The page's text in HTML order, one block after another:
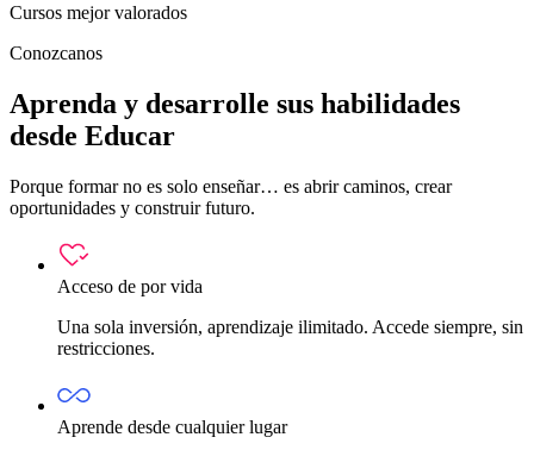
Cursos mejor valorados
Conozcanos
Aprenda y desarrolle sus habilidades
desde Educar
Porque formar no es solo enseñar… es abrir caminos, crear
oportunidades y construir futuro.
Acceso de por vida
Una sola inversión, aprendizaje ilimitado. Accede siempre, sin
restricciones.
Aprende desde cualquier lugar